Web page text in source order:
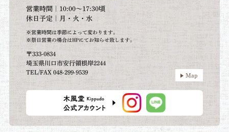
営業時間｜10:00～17:30頃
休日予定｜月・火・水
※営業時間は季節によって変わります。
※祭日営業の場合はHPにてお知らせ致します。
〒333-0834
埼玉県川口市安行領根岸2244
TEL/FAX 048-299-9539
Map